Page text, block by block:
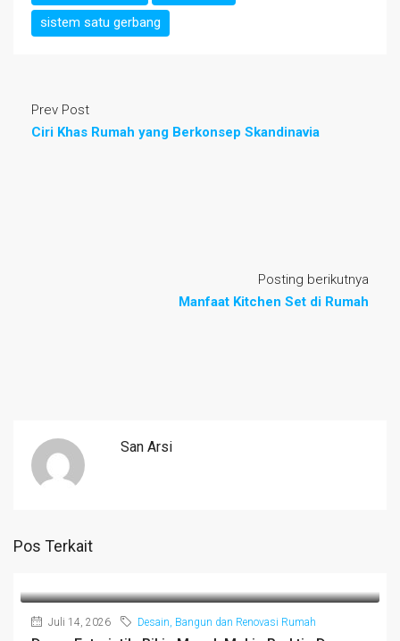
sistem satu gerbang
Prev Post
Ciri Khas Rumah yang Berkonsep Skandinavia
Posting berikutnya
Manfaat Kitchen Set di Rumah
San Arsi
Pos Terkait
Juli 14, 2026 Desain, Bangun dan Renovasi Rumah